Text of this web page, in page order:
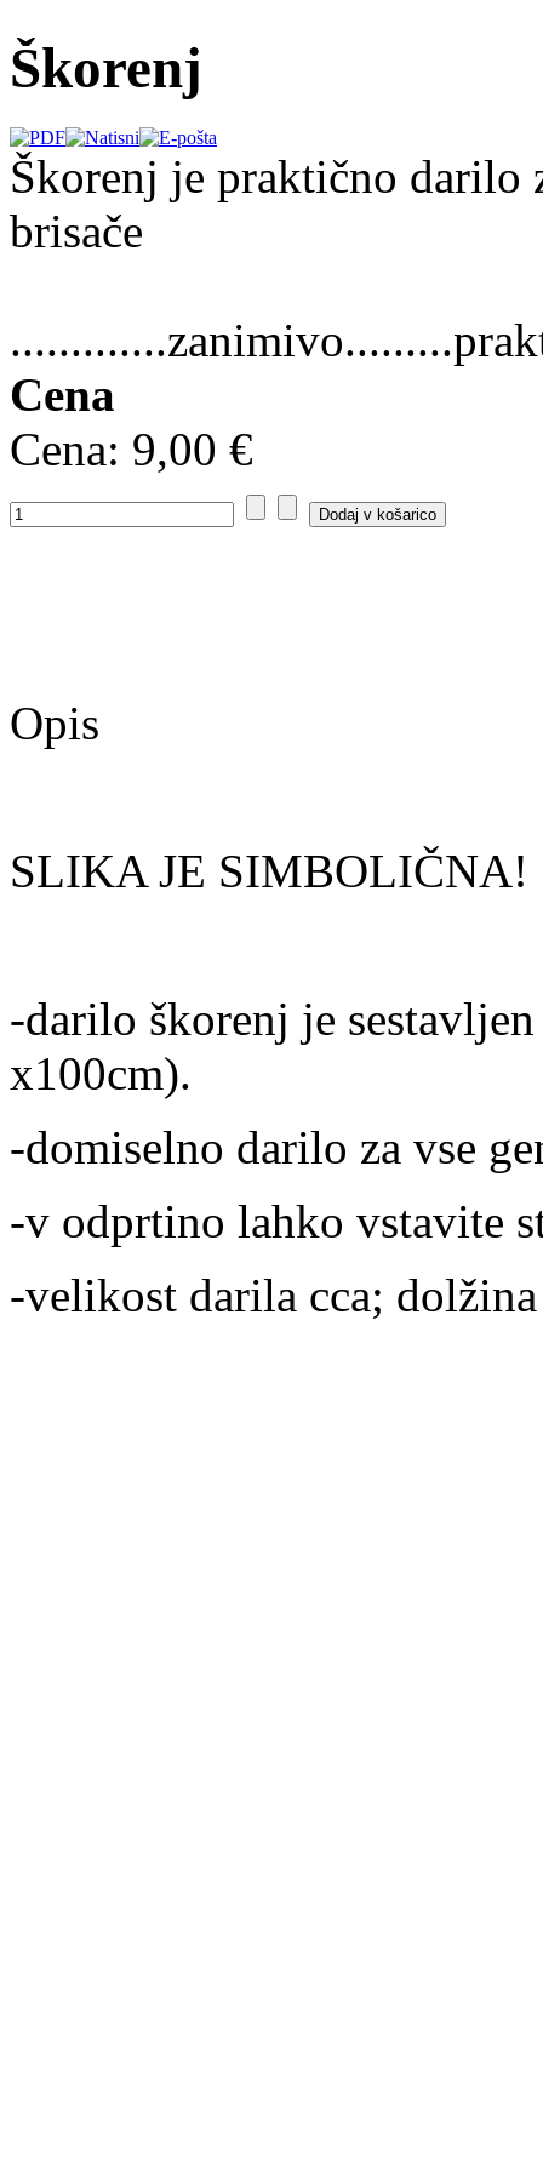
Škorenj
Škorenj je praktično darilo
brisače
Cena
Cena: 9,00 €
Opis
SLIKA JE SIMBOLIČNA!
-darilo škorenj je
x100cm).
-domiselno darilo za vse
-v odprtino lahko vstavite
-velikost darila cca;